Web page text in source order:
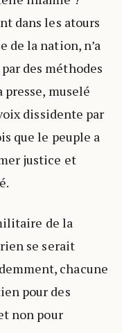
dans les atours
de la nation, n’a
des méthodes
muselé
dissidente par
que le peuple a
justice et
de la
se serait
chacune
pour des
non pour